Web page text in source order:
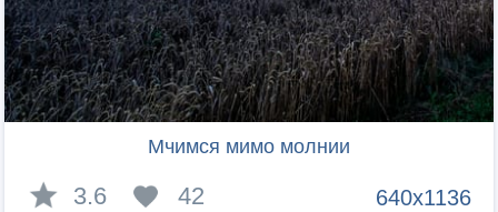
Мчимся мимо молнии
640x1136
3.6 42